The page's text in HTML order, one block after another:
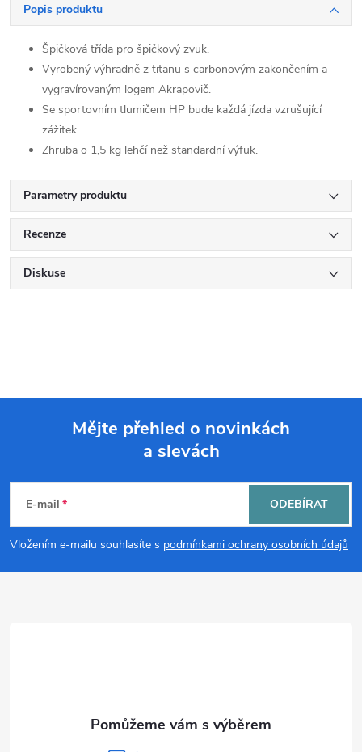
Popis produktu
Špičková třída pro špičkový zvuk.
Vyrobený výhradně z titanu s carbonovým zakončením a
vygravírovaným logem Akrapovič.
Se sportovním tlumičem HP bude každá jízda vzrušující
zážitek.
Zhruba o 1,5 kg lehčí než standardní výfuk.
Parametry produktu
Recenze
Diskuse
p
a
Mějte přehled o novinkách
a slevách
E-mail
Vložením e-mailu souhlasíte s podmínkami ochrany osobních údajů
ODEBÍRAT